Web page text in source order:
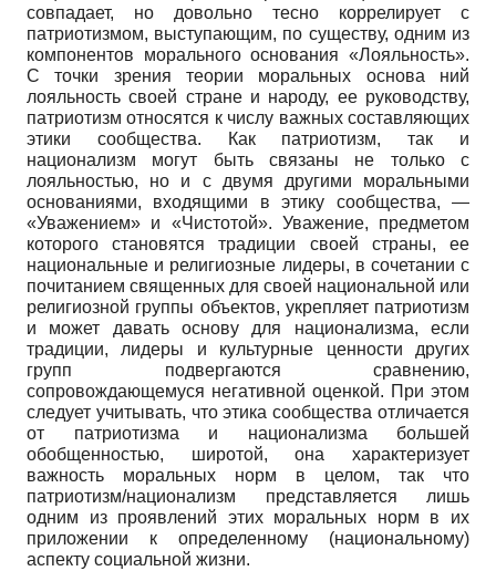
совпадает, но довольно тесно коррелирует с
патриотизмом, выступающим, по существу, одним из
компонентов морального основания «Лояльность».
С точки зрения теории моральных основа­ ний
лояльность своей стране и народу, ее руководству,
патриотизм относятся к числу важных составляющих
этики сообщества. Как патриотизм, так и
национализм могут быть связаны не только с
лояльностью, но и с двумя другими моральными
основаниями, входящими в этику сообщества, —
«Уважением» и «Чистотой». Уважение, предметом
которого становятся традиции своей страны, ее
национальные и религиозные лидеры, в сочетании с
почитанием священных для своей национальной или
религиозной группы объектов, укрепляет патриотизм
и может давать основу для национализма, если
традиции, лидеры и культурные ценности других
групп подвергаются сравнению,
сопровождающемуся негативной оценкой. При этом
следует учитывать, что этика сообщества отличается
от патриотизма и национализма большей
обобщенностью, широтой, она характеризует
важность моральных норм в целом, так что
патриотизм/национализм представляется лишь
одним из проявлений этих моральных норм в их
приложении к определенному (национальному)
аспекту социальной жизни.